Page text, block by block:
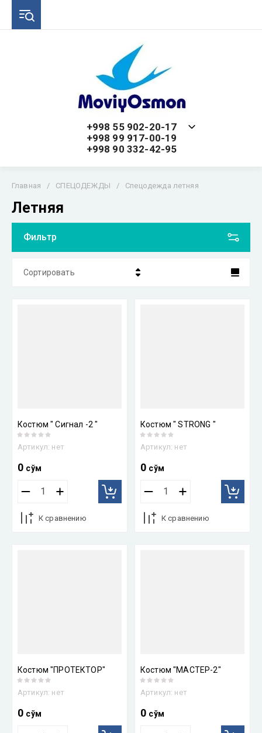
+998 55 902-20-17
+998 99 917-00-19
+998 90 332-42-95
Главная / СПЕЦОДЕЖДЫ / Спецодежда летняя
Летняя
Фильтр
Сортировать
Костюм " Сигнал -2 "
Артикул: нет
0 сўм
К сравнению
Костюм " STRONG "
Артикул: нет
0 сўм
К сравнению
Костюм "ПРОТЕКТОР"
Артикул: нет
0 сўм
Костюм "МАСТЕР-2"
Артикул: нет
0 сўм